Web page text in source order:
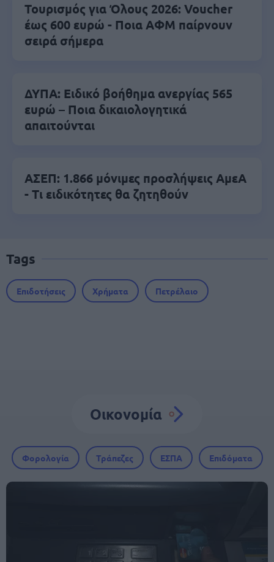
Τουρισμός για Όλους 2026: Voucher
έως 600 ευρώ - Ποια ΑΦΜ παίρνουν
σειρά σήμερα
ΔΥΠΑ: Ειδικό βοήθημα ανεργίας 565
ευρώ – Ποια δικαιολογητικά
απαιτούνται
ΑΣΕΠ: 1.866 μόνιμες προσλήψεις ΑμεΑ
- Τι ειδικότητες θα ζητηθούν
Tags
Επιδοτήσεις Χρήματα Πετρέλαιο
Οικονομία
Φορολογία Τράπεζες ΕΣΠΑ Επιδόματα